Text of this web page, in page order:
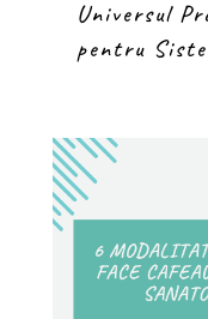
Universul
pentru